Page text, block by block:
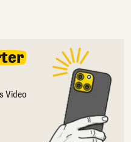
Video